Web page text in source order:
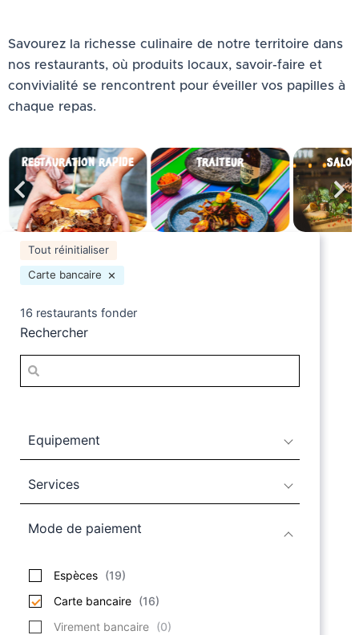
Savourez la richesse culinaire de notre territoire dans
nos restaurants, où produits locaux, savoir-faire et
convivialité se rencontrent pour éveiller vos papilles à
chaque repas.
Restauration rapide Traiteur
Tout réinitialiser
Carte bancaire
×
16 restaurants fonder
Rechercher
Equipement
Services
Mode de paiement
Espèces (19)
Carte bancaire (16)
Virement bancaire (0)